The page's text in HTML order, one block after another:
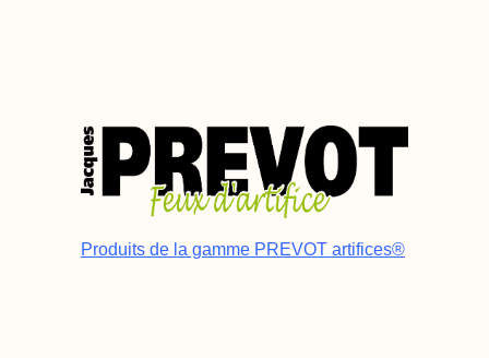
Produits de la gamme PREVOT artifices®